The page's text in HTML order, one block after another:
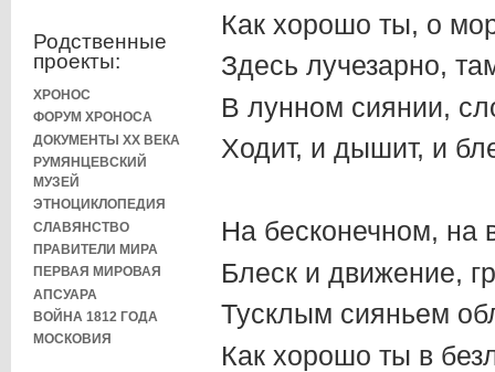
Родственные
проекты:
ХРОНОС
ФОРУМ ХРОНОСА
ДОКУМЕНТЫ XX ВЕКА
РУМЯНЦЕВСКИЙ
МУЗЕЙ
ЭТНОЦИКЛОПЕДИЯ
СЛАВЯНСТВО
ПРАВИТЕЛИ МИРА
ПЕРВАЯ МИРОВАЯ
АПСУАРА
ВОЙНА 1812 ГОДА
МОСКОВИЯ
Как хорошо ты, о
Здесь лучезарно,
В лунном сиянии,
Ходит, и дышит, и
На бесконечном, на
Блеск и движение,
Тусклым сияньем
Как хорошо ты в